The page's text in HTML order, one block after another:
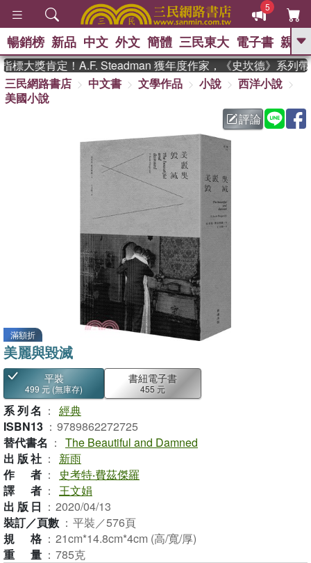
5
GO
熱搜： 東野圭吾 、 高希均教授回憶錄
暑期推薦 、 國際布克
方念華 、 台灣的李
登輝時代
、 數學女孩：黎曼猜想
偉大的迷走神經
暢銷榜 新品 中文 外文 簡體 三民東大 電子書 親子
大獎肯定！A.F. Steadman 獲年度作家，《史坎德》系列帶你
三民網路書店
中文書 文學作品 小說
西洋小說
美國小說
評論
滿額折
美麗與毀滅
平裝
499 元 (無庫存)
書紐電子書
455 元
系列名 ： 經典
ISBN13 ： 9789862272725
替代書名 ： The Beautiful and Damned
出版社 ：
新雨
作者 ：
史考特‧費茲傑羅
譯者 ： 王文娟
出版日 ： 2020/04/13
裝訂／頁數 ： 平裝／576頁
規格 ： 21cm*14.8cm*4cm (高/寬/厚)
重量 ： 785克